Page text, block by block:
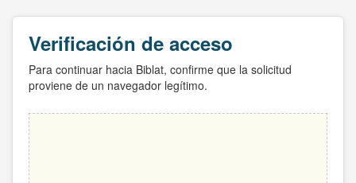
Verificación de acceso
Para continuar hacia Biblat, confirme que la solicitud
proviene de un navegador legítimo.